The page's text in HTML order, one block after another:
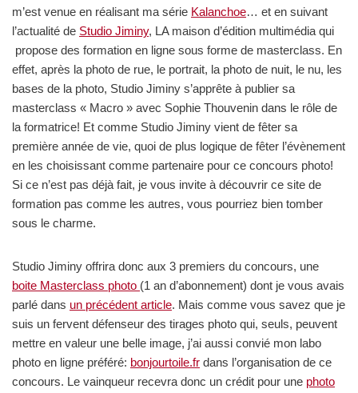
m’est venue en réalisant ma série Kalanchoe… et en suivant
l’actualité de Studio Jiminy, LA maison d’édition multimédia qui
propose des formation en ligne sous forme de masterclass. En
effet, après la photo de rue, le portrait, la photo de nuit, le nu, les
bases de la photo, Studio Jiminy s’apprête à publier sa
masterclass « Macro » avec Sophie Thouvenin dans le rôle de
la formatrice! Et comme Studio Jiminy vient de fêter sa
première année de vie, quoi de plus logique de fêter l’évènement
en les choisissant comme partenaire pour ce concours photo!
Si ce n’est pas déjà fait, je vous invite à découvrir ce site de
formation pas comme les autres, vous pourriez bien tomber
sous le charme.
Studio Jiminy offrira donc aux 3 premiers du concours, une
boite Masterclass photo (1 an d’abonnement) dont je vous avais
parlé dans un précédent article. Mais comme vous savez que je
suis un fervent défenseur des tirages photo qui, seuls, peuvent
mettre en valeur une belle image, j’ai aussi convié mon labo
photo en ligne préféré: bonjourtoile.fr dans l’organisation de ce
concours. Le vainqueur recevra donc un crédit pour une photo